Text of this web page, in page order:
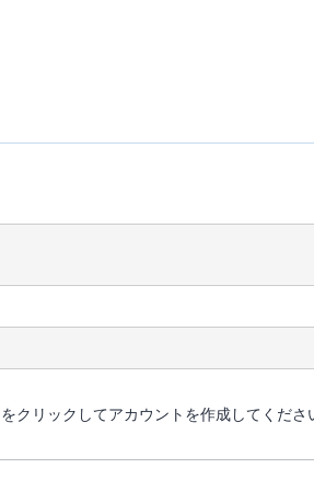
クリックしてアカウントを作成してくださ